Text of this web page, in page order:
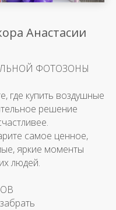
Анастасии
ФОТОЗОНЫ
где купить воздушные
решение
самое ценное,
яркие моменты
людей.